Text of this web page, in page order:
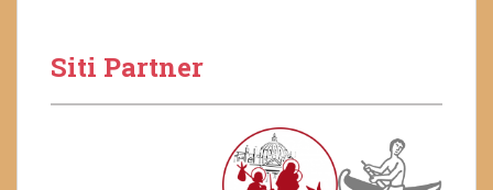
Siti Partner